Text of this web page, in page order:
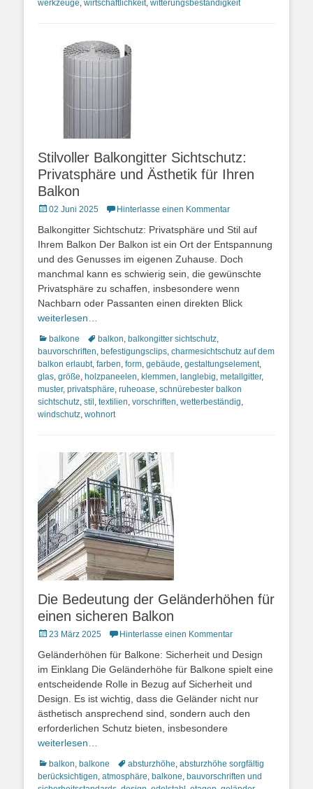
werkzeuge wirtschaftlichkeit, witterungsbeständigkeit
Stilvoller Balkongitter Sichtschutz:
Privatsphäre und Ästhetik für Ihren
Balkon
Posted
02 Juni 2025 Hinterlasse einen Kommentar
Balkongitter Sichtschutz: Privatsphäre und Stil auf
Ihrem Balkon Der Balkon ist ein Ort der Entspannung
und des Genusses im eigenen Zuhause. Doch
manchmal kann es schwierig sein, die gewünschte
Privatsphäre zu schaffen, insbesondere wenn
Nachbarn oder Passanten einen direkten Blick
weiterlesen…
Kategorien
balkone Schlagworte
balkon balkongitter sichtschutz
bauvorschriften befestigungsclips charmesichtschutz auf dem
balkon erlaubt, farben form gebäude gestaltungselement,
glas größe holzpaneelen klemmen langlebig metallgitter,
muster, privatsphäre ruheoase schnürebester balkon
sichtschutz stil textilien vorschriften wetterbeständig
windschutz wohnort
Die Bedeutung der Geländerhöhen für
einen sicheren Balkon
Posted
23 März 2025 Hinterlasse einen Kommentar
Geländerhöhen für Balkone: Sicherheit und Design
im Einklang Die Geländerhöhe für Balkone spielt eine
entscheidende Rolle in Bezug auf Sicherheit und
Design. Es ist wichtig, dass die Geländer nicht nur
ästhetisch ansprechend sind, sondern auch den
erforderlichen Schutz bieten, insbesondere
weiterlesen…
Kategorien
balkon balkone Schlagworte
absturzhöhe absturzhöhe sorgfältig
berücksichtigen atmosphäre balkone bauvorschriften und